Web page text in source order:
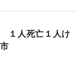
１人死亡１人け